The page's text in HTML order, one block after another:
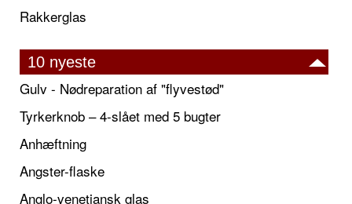
Rakkerglas
10 nyeste
Gulv - Nødreparation af "flyvestød"
Tyrkerknob – 4-slået med 5 bugter
Anhæftning
Angster-flaske
Anglo-venetiansk glas